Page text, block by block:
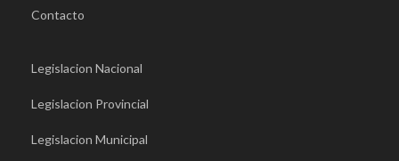
Contacto
Legislacion Nacional
Legislacion Provincial
Legislacion Municipal